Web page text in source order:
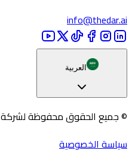
info@thedar.ai
العربية
© جميع الحقوق محفوظة لشركة TheDar.AI
سياسة الخصوصية